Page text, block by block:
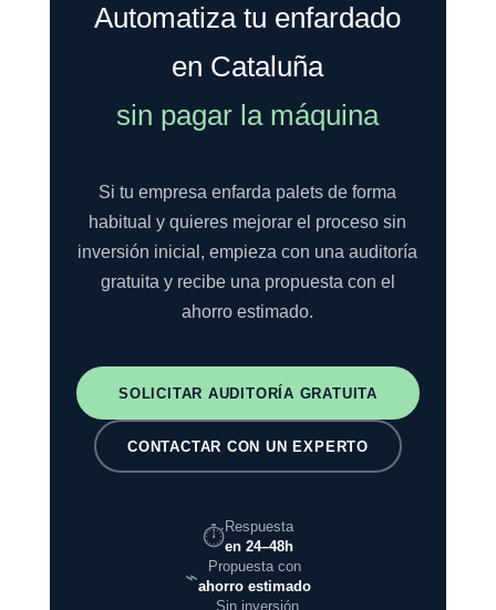
Automatiza tu enfardado
en Cataluña
sin pagar la máquina
Si tu empresa enfarda palets de forma
habitual y quieres mejorar el proceso sin
inversión inicial, empieza con una auditoría
gratuita y recibe una propuesta con el
ahorro estimado.
SOLICITAR AUDITORÍA GRATUITA
CONTACTAR CON UN EXPERTO
⏱Respuesta
en 24–48h
⌁
Propuesta con
ahorro estimado
Sin inversión